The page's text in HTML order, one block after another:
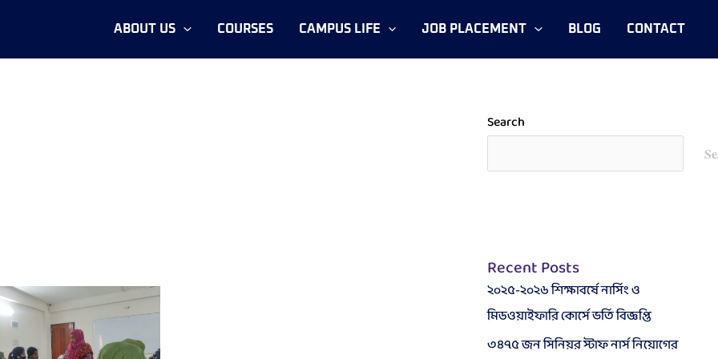
ABOUT US COURSES CAMPUS LIFE JOB PLACEMENT BLOG CONTACT
Search
Recent Posts
২০২৫-২০২৬ শিক্ষাবর্ষে নার্সিং ও
মিডওয়াইফারি কোর্সে ভর্তি বিজ্ঞপ্তি
৩৪৭৫ জন সিনিয়র স্টাফ নার্স নিয়োগের